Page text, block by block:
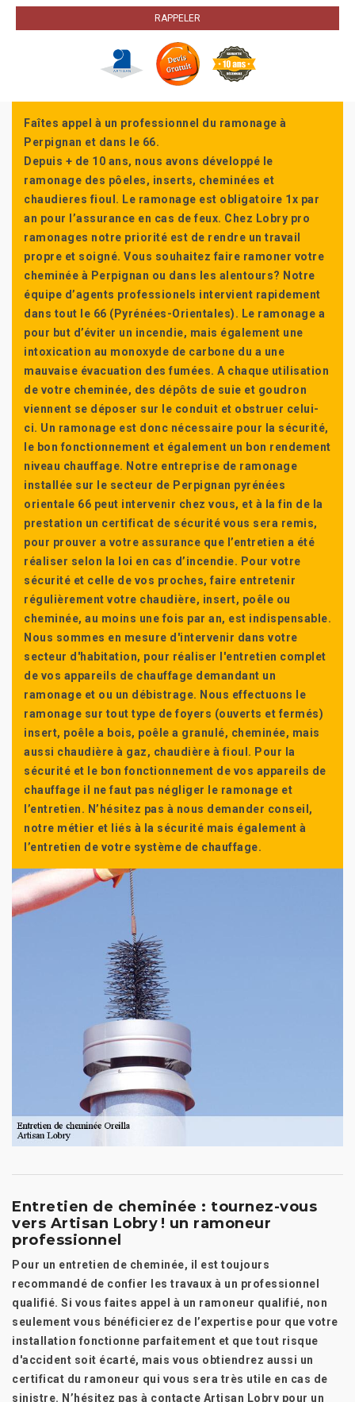
Faîtes appel à un professionnel du ramonage à
Perpignan et dans le 66.
Depuis + de 10 ans, nous avons développé le
ramonage des pôeles, inserts, cheminées et
chaudieres fioul. Le ramonage est obligatoire 1x par
an pour l’assurance en cas de feux. Chez Lobry pro
ramonages notre priorité est de rendre un travail
propre et soigné. Vous souhaitez faire ramoner votre
cheminée à Perpignan ou dans les alentours? Notre
équipe d’agents professionels intervient rapidement
dans tout le 66 (Pyrénées-Orientales). Le ramonage a
pour but d’éviter un incendie, mais également une
intoxication au monoxyde de carbone du a une
mauvaise évacuation des fumées. A chaque utilisation
de votre cheminée, des dépôts de suie et goudron
viennent se déposer sur le conduit et obstruer celui-
ci. Un ramonage est donc nécessaire pour la sécurité,
le bon fonctionnement et également un bon rendement
niveau chauffage. Notre entreprise de ramonage
installée sur le secteur de Perpignan pyrénées
orientale 66 peut intervenir chez vous, et à la fin de la
prestation un certificat de sécurité vous sera remis,
pour prouver a votre assurance que l’entretien a été
réaliser selon la loi en cas d’incendie. Pour votre
sécurité et celle de vos proches, faire entretenir
régulièrement votre chaudière, insert, poêle ou
cheminée, au moins une fois par an, est indispensable.
Nous sommes en mesure d'intervenir dans votre
secteur d'habitation, pour réaliser l'entretien complet
de vos appareils de chauffage demandant un
ramonage et ou un débistrage. Nous effectuons le
ramonage sur tout type de foyers (ouverts et fermés)
insert, poêle a bois, poêle a granulé, cheminée, mais
aussi chaudière à gaz, chaudière à fioul. Pour la
sécurité et le bon fonctionnement de vos appareils de
chauffage il ne faut pas négliger le ramonage et
l’entretien. N’hésitez pas à nous demander conseil,
notre métier et liés à la sécurité mais également à
l’entretien de votre système de chauffage.
Entretien de cheminée : tournez-vous
vers Artisan Lobry ! un ramoneur
professionnel
Pour un entretien de cheminée, il est toujours
recommandé de confier les travaux à un professionnel
qualifié. Si vous faites appel à un ramoneur qualifié, non
seulement vous bénéficierez de l’expertise pour que votre
installation fonctionne parfaitement et que tout risque
d'accident soit écarté, mais vous obtiendrez aussi un
certificat du ramoneur qui vous sera très utile en cas de
sinistre. N’hésitez pas à contacte Artisan Lobry pour un